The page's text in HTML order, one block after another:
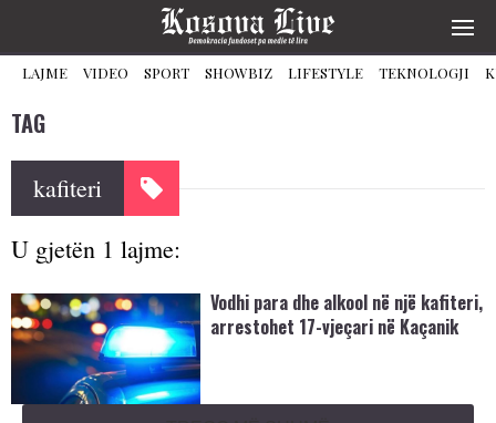
LAJME VIDEO SPORT SHOWBIZ LIFESTYLE TEKNOLOGJI
TAG
kafiteri
U gjetën 1 lajme:
Vodhi para dhe alkool në një kafiteri,
arrestohet 17-vjeçari në Kaçanik